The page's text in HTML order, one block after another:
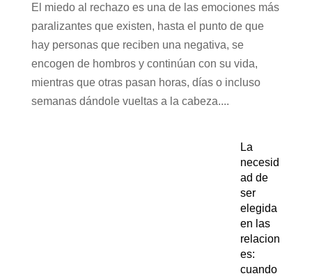
El miedo al rechazo es una de las emociones más
paralizantes que existen, hasta el punto de que
hay personas que reciben una negativa, se
encogen de hombros y continúan con su vida,
mientras que otras pasan horas, días o incluso
semanas dándole vueltas a la cabeza....
La
necesid
ad de
ser
elegida
en las
relacion
es:
cuando